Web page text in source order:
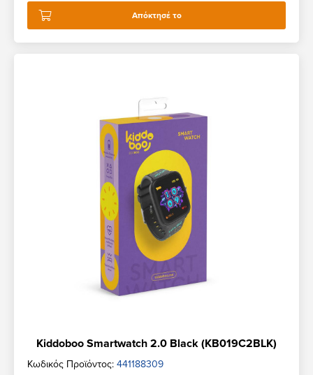
Απόκτησέ το
Kiddoboo Smartwatch 2.0 Black (KB019C2BLK)
Κωδικός Προϊόντος: 441188309